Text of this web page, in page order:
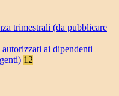
trimestrali (da pubblicare
ai dipendenti
12